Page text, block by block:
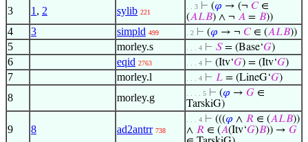
3 1 , 2 sylib 221
. . 3 ⊢ (𝜑 → (¬ 𝐶∈
(𝐴𝐿𝐵) ∧ ¬ 𝐴 = 𝐵))
4 3 simpld 499 . 2 ⊢ (𝜑 → ¬ 𝐶∈ (𝐴𝐿𝐵))
5 morley.s . . . 4 ⊢ 𝑆= (Base‘𝐺)
6 eqid 2763 . . . 4 ⊢ (Itv‘𝐺) = (Itv‘𝐺)
7 morley.l . . . 4 ⊢ 𝐿 = (LineG‘𝐺)
8 morley.g . . . . 5 ⊢ (𝜑 → 𝐺 ∈
TarskiG)
9 8 ad2antrr 738
. . . 4 ⊢ (((𝜑 ∧ 𝑅 ∈ (𝐴𝐿𝐵))
∧ 𝑅 ∈ (𝐴(Itv‘𝐺)𝐵)) → 𝐺